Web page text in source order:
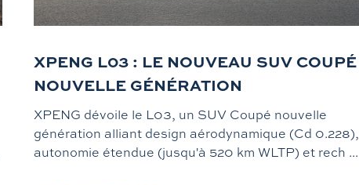
XPENG L03 : LE NOUVEAU SUV COUPÉ
NOUVELLE GÉNÉRATION
XPENG dévoile le L03, un SUV Coupé nouvelle
génération alliant design aérodynamique (Cd 0.228),
autonomie étendue (jusqu'à 520 km WLTP) et rech ...